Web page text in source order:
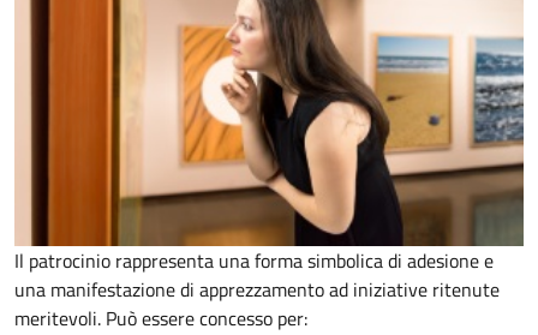
Il patrocinio rappresenta una forma simbolica di adesione e
una manifestazione di apprezzamento ad iniziative ritenute
meritevoli. Può essere concesso per: